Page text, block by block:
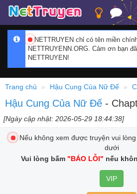
NETTRUYEN chỉ có tên miền
NETTRUYENN.ORG. Cảm ơn bạn
NETTRUYEN!
Trang chủ Hậu Cung Của Nữ Đế
Hậu Cung Của Nữ Đế -
[Ngày cập nhật: 2026-05-29 18:44:38]
Nếu không xem được truyện vui lòng
dưới
Vui lòng bấm "BÁO LỖI" nếu
VIP